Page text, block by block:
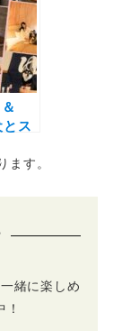
ス
春
ス
熱
す。
緒に楽しめ